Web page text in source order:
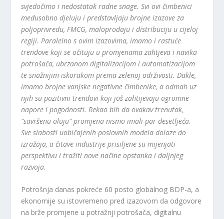
svjedočimo i nedostatak radne snage. Svi ovi čimbenici
međusobno djeluju i predstavljaju brojne izazove za
poljoprivredu, FMCG, maloprodaju i distribuciju u cijeloj
regiji. Paralelno s ovim izazovima, imamo i rastuće
trendove koji se očituju u promjenama zahtjeva i navika
potrošača, ubrzanom digitalizacijom i automatizacijom
te snažnijim iskorakom prema zelenoj održivosti. Dakle,
imamo brojne vanjske negativne čimbenike, a odmah uz
njih su pozitivni trendovi koji još zahtijevaju ogromne
napore i pogodnosti. Rekao bih da ovakav trenutak,
“savršenu oluju” promjena nismo imali par desetljeća.
Sve slabosti uobičajenih poslovnih modela dolaze do
izražaja, a čitave industrije prisiljene su mijenjati
perspektivu i tražiti nove načine opstanka i daljnjeg
razvoja.
Potrošnja danas pokreće 60 posto globalnog BDP-a, a
ekonomije su istovremeno pred izazovom da odgovore
na brže promjene u potražnji potrošača, digitalnu